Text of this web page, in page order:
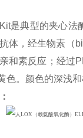
是典型的夹心
体，经生物素
和素反应；经
。颜色的深浅和
：